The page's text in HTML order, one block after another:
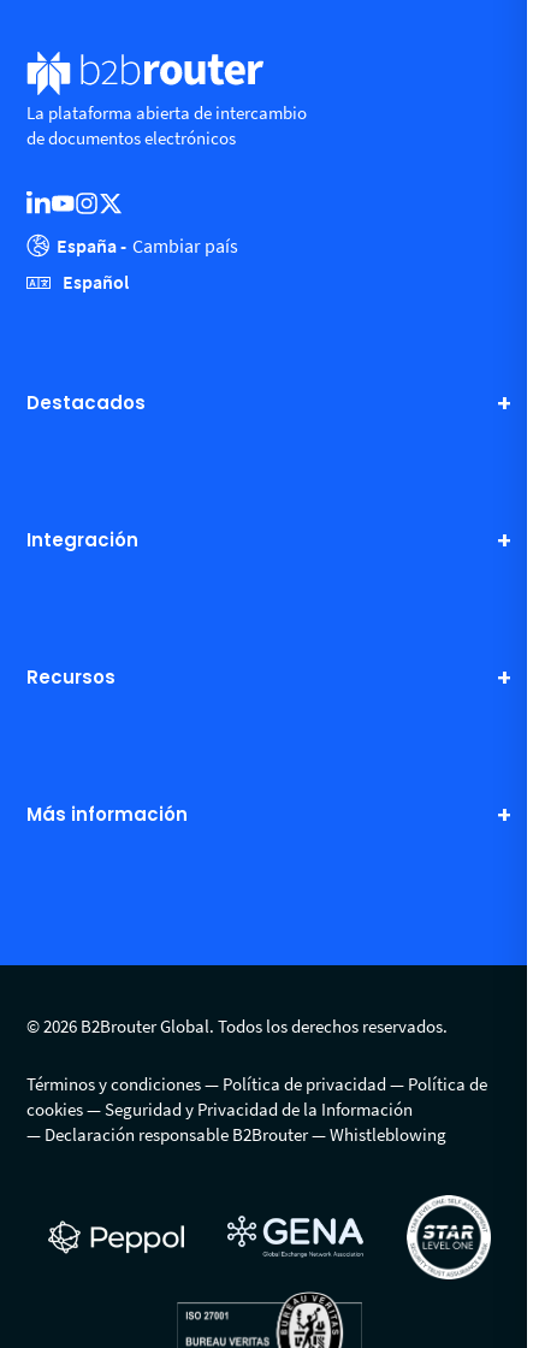
La plataforma abierta de intercambio
de documentos electrónicos
España - Cambiar país
Español
Destacados
Integración
Recursos
Más información
© 2026 B2Brouter Global. Todos los derechos reservados.
Términos y condiciones Política de privacidad
Política de
cookies
Seguridad y Privacidad de la Información
Declaración responsable B2Brouter
Whistleblowing